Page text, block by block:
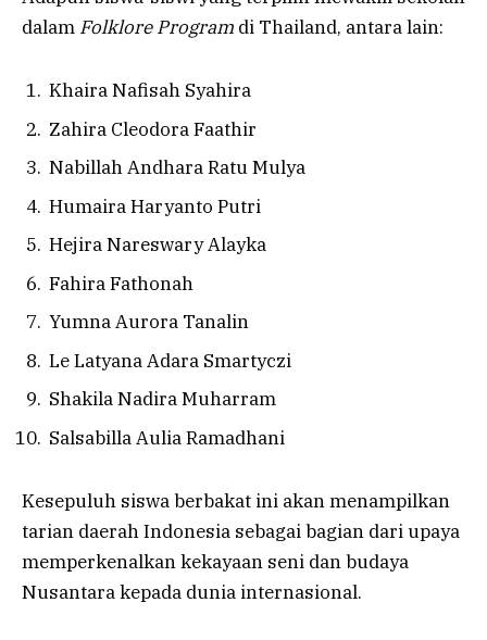
dalam Folklore Program di Thailand, antara lain:
Khaira Nafisah Syahira
Zahira Cleodora Faathir
Nabillah Andhara Ratu Mulya
Humaira Haryanto Putri
Hejira Nareswary Alayka
Fahira Fathonah
Yumna Aurora Tanalin
Le Latyana Adara Smartyczi
Shakila Nadira Muharram
Salsabilla Aulia Ramadhani
Kesepuluh siswa berbakat ini akan menampilkan
tarian daerah Indonesia sebagai bagian dari upaya
memperkenalkan kekayaan seni dan budaya
Nusantara kepada dunia internasional.